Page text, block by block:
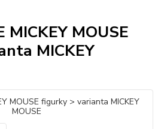
MICKEY MOUSE
MICKEY